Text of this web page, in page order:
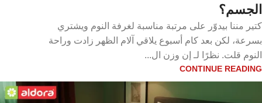
الجسم؟
كتير مننا بيدوّر على مرتبة مناسبة لغرفة النوم ويشتري
بسرعة، لكن بعد كام أسبوع يلاقي آلام الظهر زادت وراحة
النوم قلت. نظرًا لـ إن وزن ال...
CONTINUE READING